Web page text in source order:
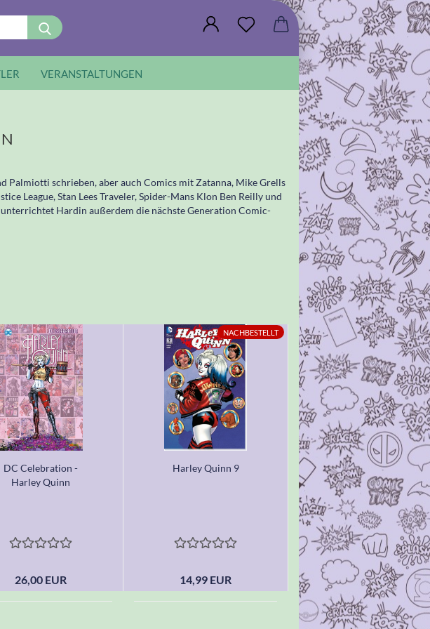
Suche...
VERANSTALTUNGEN
Palmiotti schrieben, aber auch Comics mit Zatanna, Mike Grells
League, Stan Lees Traveler, Spider-Mans Klon Ben Reilly und
Hardin außerdem die nächste Generation Comic-
DC Celebration -
Harley Quinn
26,00 EUR
NACHBESTELLT
Harley Quinn 9
14,99 EUR